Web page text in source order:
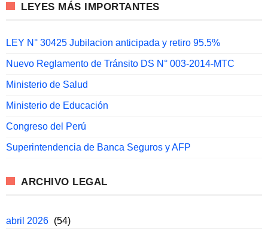
LEYES MÁS IMPORTANTES
LEY N° 30425 Jubilacion anticipada y retiro 95.5%
Nuevo Reglamento de Tránsito DS N° 003-2014-MTC
Ministerio de Salud
Ministerio de Educación
Congreso del Perú
Superintendencia de Banca Seguros y AFP
ARCHIVO LEGAL
abril 2026 (54)